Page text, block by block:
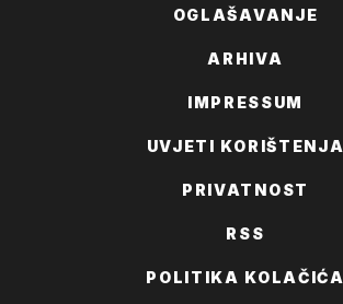
OGLAŠAVANJE
ARHIVA
IMPRESSUM
UVJETI KORIŠTENJA
PRIVATNOST
RSS
POLITIKA KOLAČIĆA